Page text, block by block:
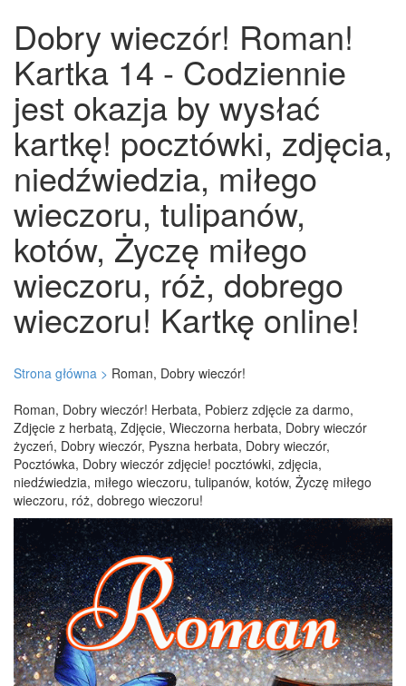
Dobry wieczór! Roman!
Kartka 14 - Codziennie
jest okazja by wysłać
kartkę! pocztówki, zdjęcia,
niedźwiedzia, miłego
wieczoru, tulipanów,
kotów, Życzę miłego
wieczoru, róż, dobrego
wieczoru! Kartkę online!
Strona główna > Roman, Dobry wieczór!
Roman, Dobry wieczór! Herbata, Pobierz zdjęcie za darmo,
Zdjęcie z herbatą, Zdjęcie, Wieczorna herbata, Dobry wieczór
życzeń, Dobry wieczór, Pyszna herbata, Dobry wieczór,
Pocztówka, Dobry wieczór zdjęcie! pocztówki, zdjęcia,
niedźwiedzia, miłego wieczoru, tulipanów, kotów, Życzę miłego
wieczoru, róż, dobrego wieczoru!